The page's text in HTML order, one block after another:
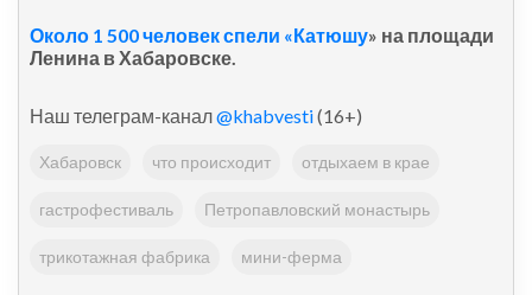
Около 1 500 человек спели «Катюшу» на площади
Ленина в Хабаровске.
Наш телеграм-канал@khabvesti(16+)
Хабаровск что происходит отдыхаем в крае
гастрофестиваль Петропавловский монастырь
трикотажная фабрика мини-ферма